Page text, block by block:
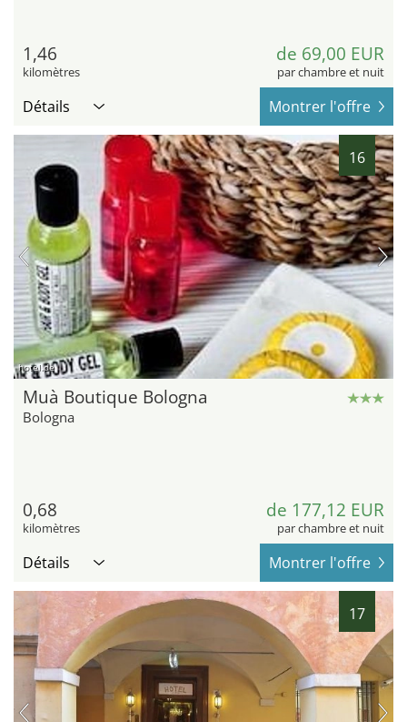
1,46
kilomètres
de 69,00 EUR
par chambre et nuit
Détails Montrer l'offre
16
hotel.de
Muà Boutique Bologna
Bologna
0,68
kilomètres
de 177,12 EUR
par chambre et nuit
Détails Montrer l'offre
17